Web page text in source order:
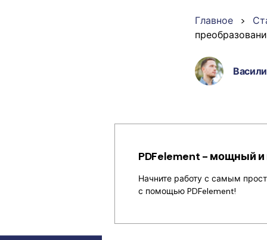
Главное >
PDFelement - мощный и
Начните работу с самым
с помощью PDFelement!